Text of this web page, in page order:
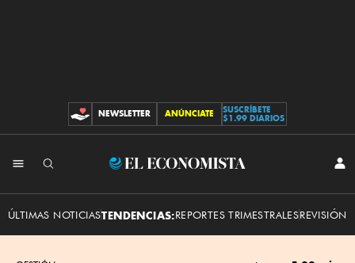
CONTRIBUCIONES
NEWSLETTER ANÚNCIATE
SUSCRÍBETE
$1.99 DIARIOS
El
ÚLTIMAS NOTICIASTENDENCIAS:REPORTES TRIMESTRALESREVISIÓN